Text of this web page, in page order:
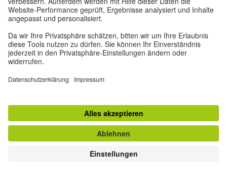
zugänglich und nützlich sein. Personenbezogene
Daten verwenden wir gemäß unserer
Datenschutzrichtlinie.
Privatsphäre-Einstellungen
© Goethe-Institut 2026
Datenschutzerklärung